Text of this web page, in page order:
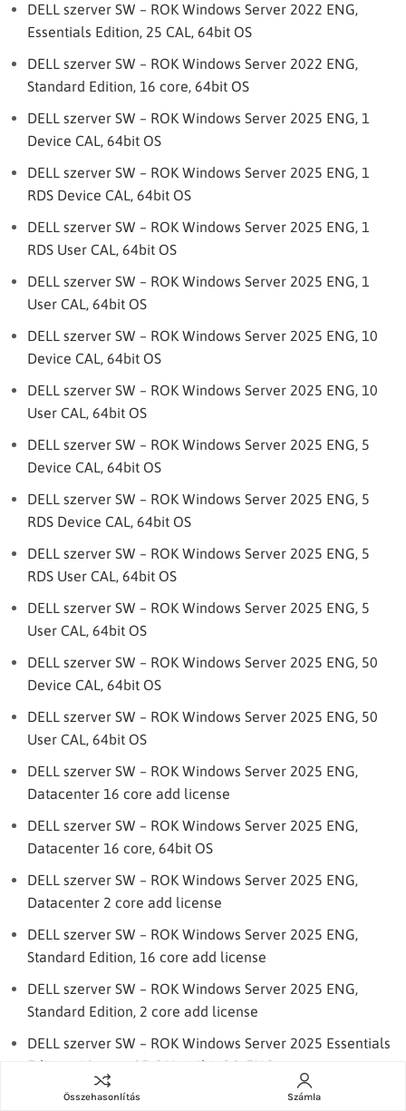
DELL szerver SW – ROK Windows Server 2022 ENG,
Essentials Edition, 25 CAL, 64bit OS
DELL szerver SW – ROK Windows Server 2022 ENG,
Standard Edition, 16 core, 64bit OS
DELL szerver SW – ROK Windows Server 2025 ENG, 1
Device CAL, 64bit OS
DELL szerver SW – ROK Windows Server 2025 ENG, 1
RDS Device CAL, 64bit OS
DELL szerver SW – ROK Windows Server 2025 ENG, 1
RDS User CAL, 64bit OS
DELL szerver SW – ROK Windows Server 2025 ENG, 1
User CAL, 64bit OS
DELL szerver SW – ROK Windows Server 2025 ENG, 10
Device CAL, 64bit OS
DELL szerver SW – ROK Windows Server 2025 ENG, 10
User CAL, 64bit OS
DELL szerver SW – ROK Windows Server 2025 ENG, 5
Device CAL, 64bit OS
DELL szerver SW – ROK Windows Server 2025 ENG, 5
RDS Device CAL, 64bit OS
DELL szerver SW – ROK Windows Server 2025 ENG, 5
RDS User CAL, 64bit OS
DELL szerver SW – ROK Windows Server 2025 ENG, 5
User CAL, 64bit OS
DELL szerver SW – ROK Windows Server 2025 ENG, 50
Device CAL, 64bit OS
DELL szerver SW – ROK Windows Server 2025 ENG, 50
User CAL, 64bit OS
DELL szerver SW – ROK Windows Server 2025 ENG,
Datacenter 16 core add license
DELL szerver SW – ROK Windows Server 2025 ENG,
Datacenter 16 core, 64bit OS
DELL szerver SW – ROK Windows Server 2025 ENG,
Datacenter 2 core add license
DELL szerver SW – ROK Windows Server 2025 ENG,
Standard Edition, 16 core add license
DELL szerver SW – ROK Windows Server 2025 ENG,
Standard Edition, 2 core add license
DELL szerver SW – ROK Windows Server 2025 Essentials
Edition, 10 core, 25 CAL, 64bit OS, ENG
DELL szerver SW – ROK Windows Server 2025 Standard,
Összehasonlítás Számla